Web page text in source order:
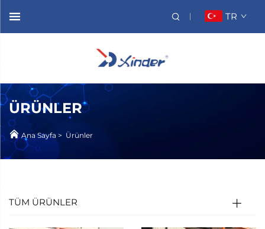
TR
ÜRÜNLER
Ana Sayfa > Ürünler
TÜM ÜRÜNLER